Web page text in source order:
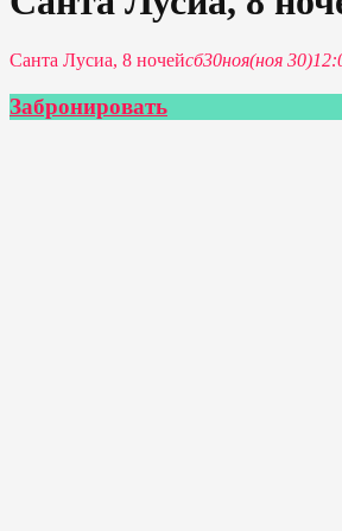
Санта Лусиа, 8 ночейсб30ноя(ноя 30)
Забронировать